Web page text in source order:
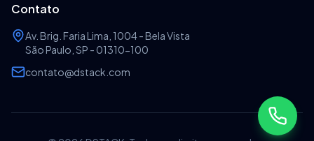
Contato
Av. Brig. Faria Lima, 1004 - Bela Vista
São Paulo, SP - 01310-100
contato@dstack.com